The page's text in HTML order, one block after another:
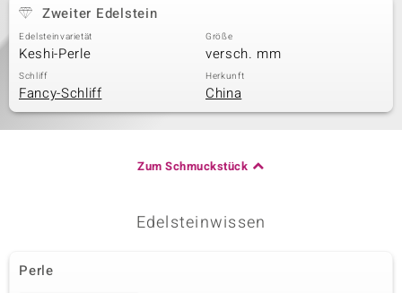
Zweiter Edelstein
Edelsteinvarietät
Keshi-Perle
Größe
versch. mm
Schliff
Fancy-Schliff
Herkunft
China
Zum Schmuckstück
Edelsteinwissen
Perle